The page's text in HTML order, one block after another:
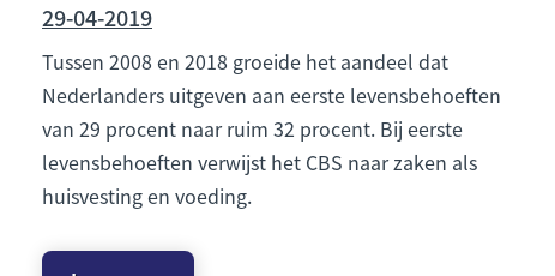
29-04-2019
Tussen 2008 en 2018 groeide het aandeel dat
Nederlanders uitgeven aan eerste levensbehoeften
van 29 procent naar ruim 32 procent. Bij eerste
levensbehoeften verwijst het CBS naar zaken als
huisvesting en voeding.